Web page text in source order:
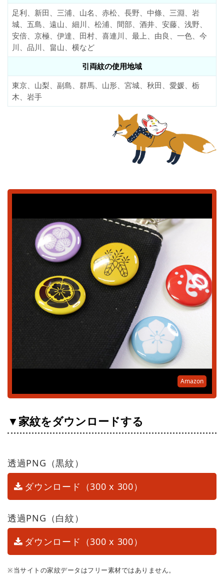
足利、新田、三浦、山名、赤松、長野、中條、三淵、岩
城、五島、遠山、細川、松浦、間部、酒井、安藤、浅野、
安倍、京極、伊達、田村、喜連川、最上、由良、一色、今
川、品川、畠山、横など
引両紋の使用地域
東京、山梨、副島、群馬、山形、宮城、秋田、愛媛、栃
木、岩手
Amazon
▼家紋をダウンロードする
透過PNG（黒紋）
ダウンロード（300 x 300）
透過PNG（白紋）
ダウンロード（300 x 300）
※当サイトの家紋データはフリー素材ではありません。